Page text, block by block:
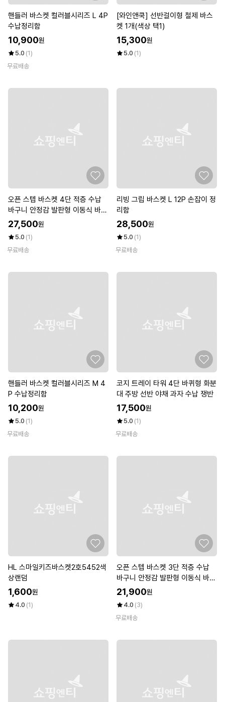
핸들러 바스켓 컬러블시리즈 L 4P
수납정리함
10,900원
5.0 (1)
무료배송
[와인앤쿡] 선반걸이형 철제 바스
켓 1개(색상 택1)
15,300원
5.0 (1)
오픈 스텝 바스켓 4단 적층 수납
바구니 안정감 발판형 이동식 바퀴
형
27,500원
5.0 (1)
무료배송
리빙 그립 바스켓 L 12P 손잡이 정
리함
28,500원
5.0 (1)
무료배송
핸들러 바스켓 컬러블시리즈 M 4
P 수납정리함
10,200원
5.0 (1)
무료배송
코지 트레이 타워 4단 바퀴형 화분
대 주방 선반 야채 과자 수납 쟁반
17,500원
5.0 (1)
무료배송
HL 스마일키즈바스켓2호5452색
상랜덤
1,600원
4.0 (1)
오픈 스텝 바스켓 3단 적층 수납
바구니 안정감 발판형 이동식 바퀴
형
21,900원
4.0 (3)
무료배송